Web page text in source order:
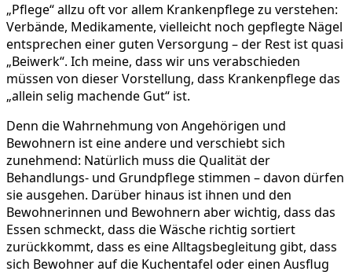
„Pflege“ allzu oft vor allem Krankenpflege zu verstehen:
Verbände, Medikamente, vielleicht noch gepflegte Nägel
entsprechen einer guten Versorgung – der Rest ist quasi
„Beiwerk“. Ich meine, dass wir uns verabschieden
müssen von dieser Vorstellung, dass Krankenpflege das
„allein selig machende Gut“ ist.
Denn die Wahrnehmung von Angehörigen und
Bewohnern ist eine andere und verschiebt sich
zunehmend: Natürlich muss die Qualität der
Behandlungs- und Grundpflege stimmen – davon dürfen
sie ausgehen. Darüber hinaus ist ihnen und den
Bewohnerinnen und Bewohnern aber wichtig, dass das
Essen schmeckt, dass die Wäsche richtig sortiert
zurückkommt, dass es eine Alltagsbegleitung gibt, dass
sich Bewohner auf die Kuchentafel oder einen Ausflug